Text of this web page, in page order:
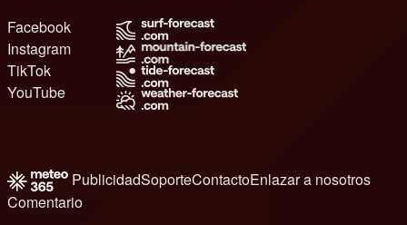
Facebook
Instagram
TikTok
YouTube
PublicidadSoporteContactoEnlazar a nosotros
Comentario